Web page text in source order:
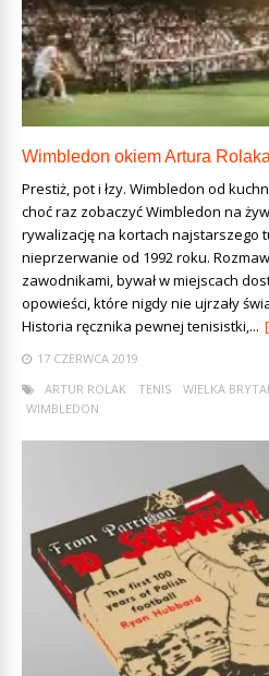
Wimbledon okiem Artura
Prestiż, pot i łzy. Wimbledon od
choć raz zobaczyć Wimbledon na
rywalizację na kortach najstarszego
nieprzerwanie od 1992 roku.
zawodnikami, bywał w miejscach
opowieści, które nigdy nie ujrzały
Historia ręcznika pewnej tenisistki,...
17 CZERWCA 2019
ARTUR ROLAK
TENIS WIELKA
WIMBLEDON